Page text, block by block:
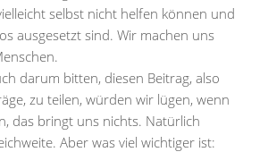
selbst nicht helfen können und
ausgesetzt sind. Wir machen uns
darum bitten, diesen Beitrag, also
zu teilen, würden wir lügen, wenn
das bringt uns nichts. Natürlich
Aber was viel wichtiger ist: